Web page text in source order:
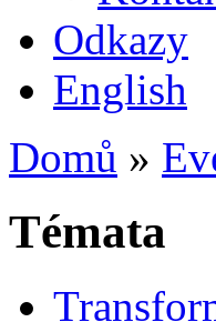
Odkazy
English
Domů »
Témata